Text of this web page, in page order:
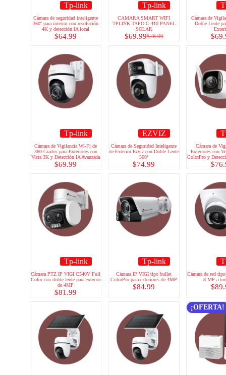
Tp-link
Cámara de seguridad inteligente
360º para interior con resolución
4K y detección IA local
$64.99
Tp-link
CAMARA SMART WIFI
TPLINK TAPO C-410 PANEL
SOLAR
$76.99
$69.99
Cámara de
Doble Lente
$
Tp-link
Cámara de Vigilancia Wi-Fi de
360 Grados para Exteriores con
Vista 3K y Detección IA Avanzada
$69.99
EZVIZ
Cámara de Seguridad Inteligente
de Exterior Ezviz con Doble Lente
360º
$74.99
Cámara de
Exteriores con
ColorPro y
$
Tp-link
Cámara PTZ IP VIGI C540V Full
Color con doble lente para exterior
de 4MP
$81.99
Tp-link
Cámara IP VIGI tipo bullet
ColorPro para exteriores de 4MP
$84.99
Cámara de red
8 MP a
$
¡OFERTA!